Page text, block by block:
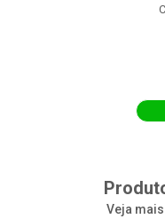
Veja mais